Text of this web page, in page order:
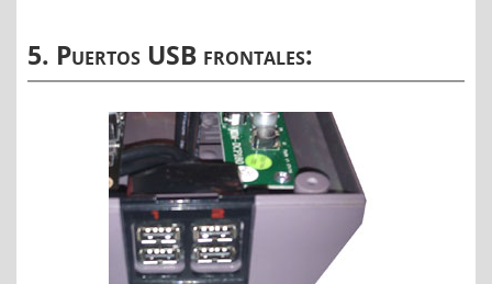
5. Puertos USB frontales: